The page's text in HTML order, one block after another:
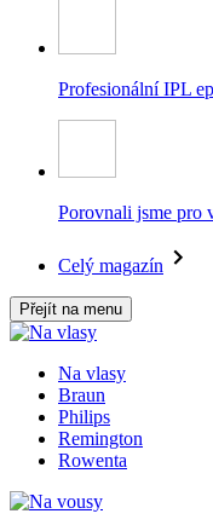
Profesionální IPL
Porovnali jsme pro
Celý magazín
Přejít na menu
Na vlasy
Braun
Philips
Remington
Rowenta